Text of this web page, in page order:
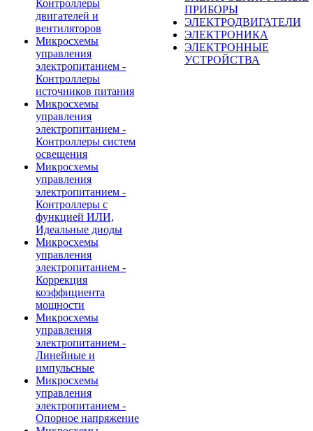
Контроллеры
двигателей и
вентиляторов
Микросхемы
управления
электропитанием -
Контроллеры
источников питания
Микросхемы
управления
электропитанием -
Контроллеры систем
освещения
Микросхемы
управления
электропитанием -
Контроллеры с
функцией ИЛИ,
Идеальные диоды
Микросхемы
управления
электропитанием -
Коррекция
коэффициента
мощности
Микросхемы
управления
электропитанием -
Линейные и
импульсные
Микросхемы
управления
электропитанием -
Опорное напряжение
ПРИБОРЫ
ЭЛЕКТРОДВИГАТЕЛИ
ЭЛЕКТРОНИКА
ЭЛЕКТРОННЫЕ
УСТРОЙСТВА